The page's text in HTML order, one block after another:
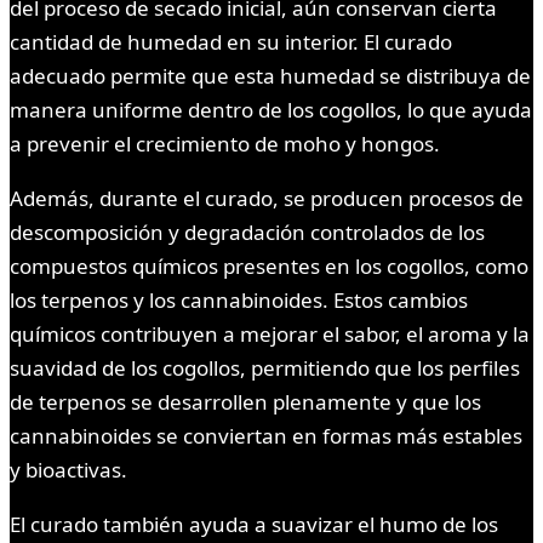
del proceso de secado inicial, aún conservan cierta
cantidad de humedad en su interior. El curado
adecuado permite que esta humedad se distribuya de
manera uniforme dentro de los cogollos, lo que ayuda
a prevenir el crecimiento de moho y hongos.
Además, durante el curado, se producen procesos de
descomposición y degradación controlados de los
compuestos químicos presentes en los cogollos, como
los terpenos y los cannabinoides. Estos cambios
químicos contribuyen a mejorar el sabor, el aroma y la
suavidad de los cogollos, permitiendo que los perfiles
de terpenos se desarrollen plenamente y que los
cannabinoides se conviertan en formas más estables
y bioactivas.
El curado también ayuda a suavizar el humo de los